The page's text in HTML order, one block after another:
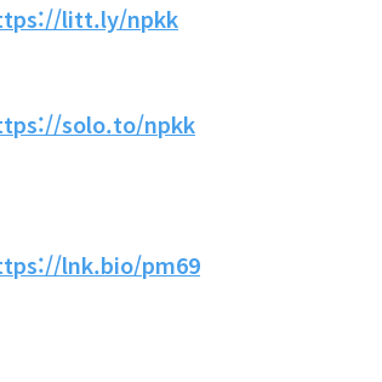
litt.ly/npkk
solo.to/npkk
lnk.bio/pm69